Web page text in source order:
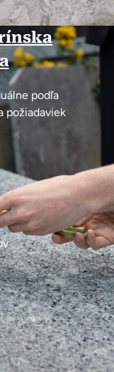
podľa
požiadaviek